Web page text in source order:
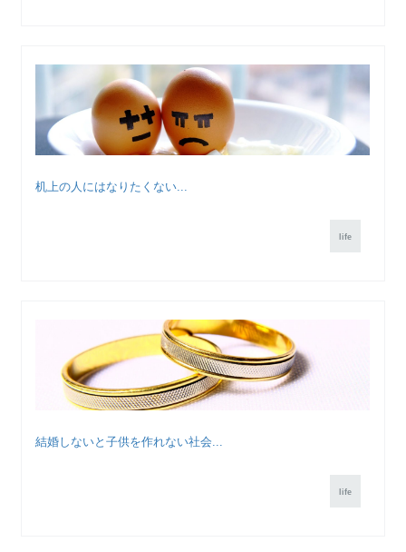
机上の人にはなりたくない...
life
結婚しないと子供を作れない社会...
life